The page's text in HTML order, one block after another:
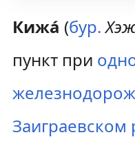
Кижа́ (бур.
пункт при
Заиграевском